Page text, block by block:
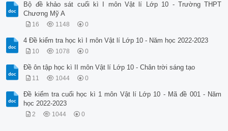
Bộ đề khảo sát cuối kì I môn Vật lí Lớp 10 - Trường THPT
Chương Mỹ A
16 1148 0
4 Đề kiểm tra học kì I môn Vật lí Lớp 10 - Năm học 2022-2023
10 1078 0
Đề ôn tập học kì II môn Vật lí Lớp 10 - Chân trời sáng tạo
11 1044 0
Đề kiểm tra cuối học kì 1 môn Vật lí Lớp 10 - Mã đề 001 - Năm
học 2022-2023
2 1044 0